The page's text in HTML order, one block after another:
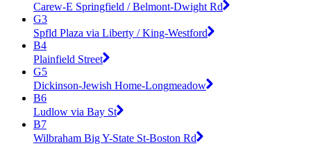
Carew-E Springfield / Belmont-Dwight Rd
G3
Spfld Plaza via Liberty / King-Westford
B4
Plainfield Street
G5
Dickinson-Jewish Home-Longmeadow
B6
Ludlow via Bay St
B7
Wilbraham Big Y-State St-Boston Rd